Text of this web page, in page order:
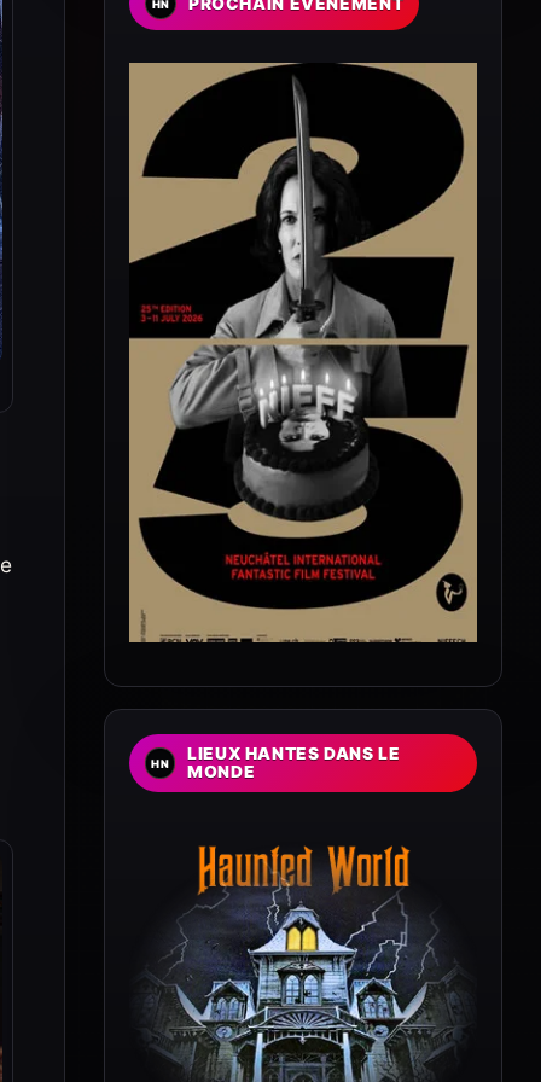
LIEUX HANTES DANS LE
MONDE